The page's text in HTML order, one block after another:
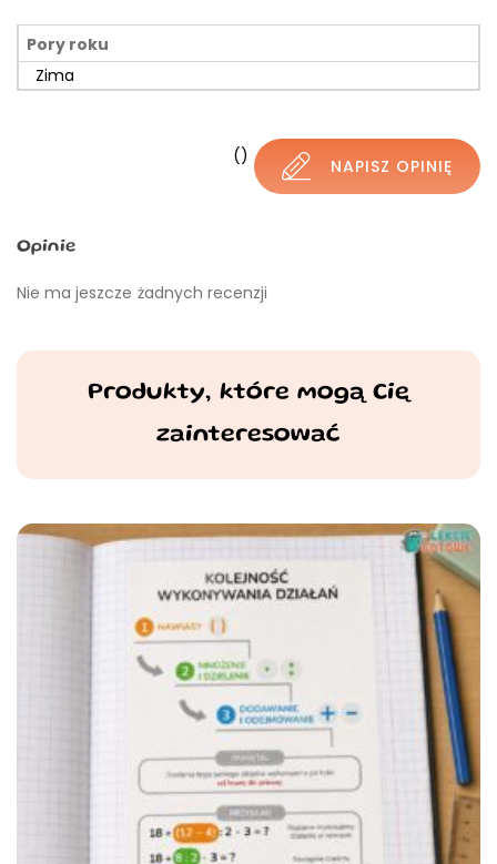
Pory roku
Zima
() NAPISZ OPINIĘ
Opinie
Nie ma jeszcze żadnych recenzji
Produkty, które mogą Cię
zainteresować